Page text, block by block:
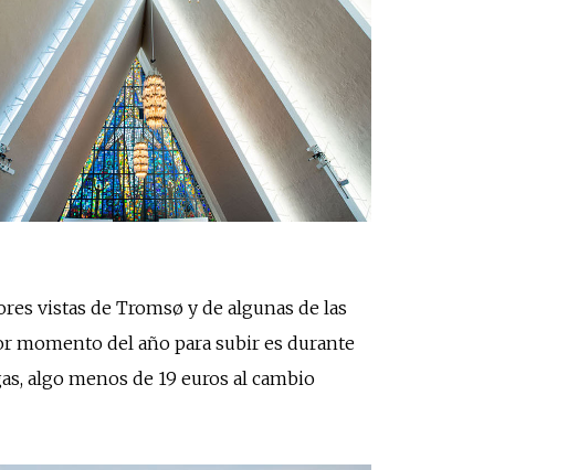
vistas de Tromsø y de algunas de las
momento del año para subir es durante
algo menos de 19 euros al cambio